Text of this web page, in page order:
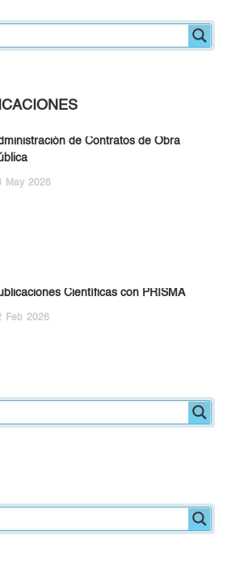
de Contratos de Obra
May 2026
Científicas con PRISMA
Feb 2026